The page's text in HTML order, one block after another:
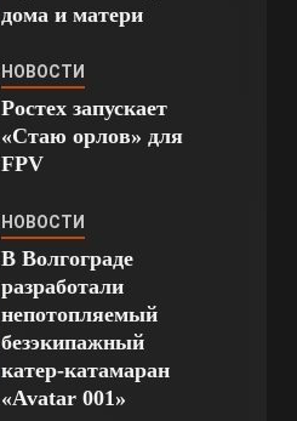
дома и матери
НОВОСТИ
Ростех запускает
«Стаю орлов» для
FPV
НОВОСТИ
В Волгограде
разработали
непотопляемый
безэкипажный
катер-катамаран
«Avatar 001»